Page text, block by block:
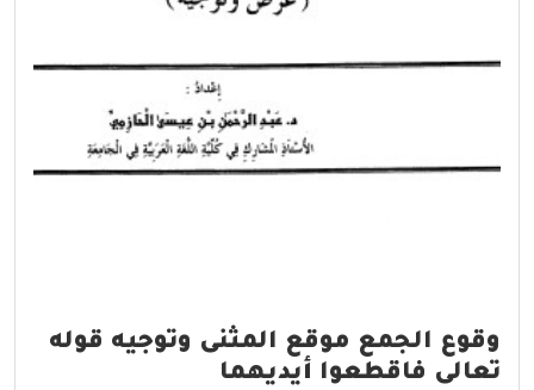
وقوع الجمع موقع المثنى وتوجيه قوله
تعالى فاقطعوا أيديهما